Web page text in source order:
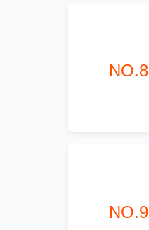
NO.8
NO.9